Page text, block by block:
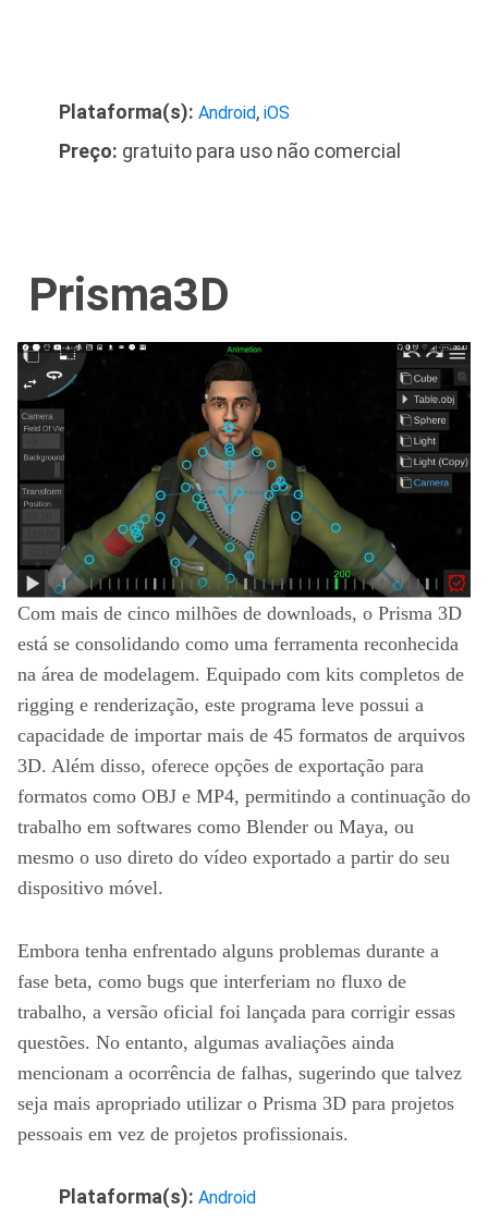
Plataforma(s): Android, iOS
Preço: gratuito para uso não comercial
Prisma3D
Com mais de cinco milhões de downloads, o Prisma 3D
está se consolidando como uma ferramenta reconhecida
na área de modelagem. Equipado com kits completos de
rigging e renderização, este programa leve possui a
capacidade de importar mais de 45 formatos de arquivos
3D. Além disso, oferece opções de exportação para
formatos como OBJ e MP4, permitindo a continuação do
trabalho em softwares como Blender ou Maya, ou
mesmo o uso direto do vídeo exportado a partir do seu
dispositivo móvel.
Embora tenha enfrentado alguns problemas durante a
fase beta, como bugs que interferiam no fluxo de
trabalho, a versão oficial foi lançada para corrigir essas
questões. No entanto, algumas avaliações ainda
mencionam a ocorrência de falhas, sugerindo que talvez
seja mais apropriado utilizar o Prisma 3D para projetos
pessoais em vez de projetos profissionais.
Plataforma(s): Android